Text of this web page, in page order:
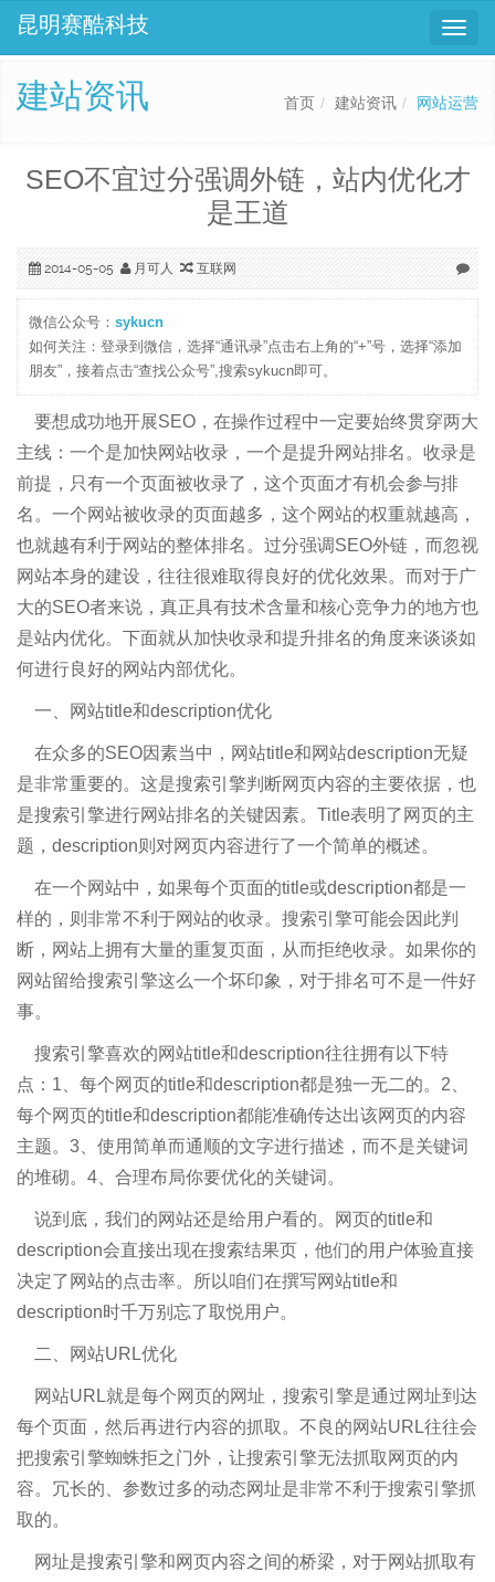
昆明赛酷科技 导
航
单
建站资讯 首页 建站资讯 网站运营
SEO不宜过分强调外链，站内优化才
是王道
2014-05-05 月可人 互联网
微信公众号： sykucn
如何关注：登录到微信，选择“通讯录”点击右上角的“+”号，选择“添加
朋友”，接着点击“查找公众号”,搜索sykucn即可。
要想成功地开展SEO，在操作过程中一定要始终贯穿两大
主线：一个是加快网站收录，一个是提升网站排名。收录是
前提，只有一个页面被收录了，这个页面才有机会参与排
名。一个网站被收录的页面越多，这个网站的权重就越高，
也就越有利于网站的整体排名。过分强调SEO外链，而忽视
网站本身的建设，往往很难取得良好的优化效果。而对于广
大的SEO者来说，真正具有技术含量和核心竞争力的地方也
是站内优化。下面就从加快收录和提升排名的角度来谈谈如
何进行良好的网站内部优化。
一、网站title和description优化
在众多的SEO因素当中，网站title和网站description无疑
是非常重要的。这是搜索引擎判断网页内容的主要依据，也
是搜索引擎进行网站排名的关键因素。Title表明了网页的主
题，description则对网页内容进行了一个简单的概述。
在一个网站中，如果每个页面的title或description都是一
样的，则非常不利于网站的收录。搜索引擎可能会因此判
断，网站上拥有大量的重复页面，从而拒绝收录。如果你的
网站留给搜索引擎这么一个坏印象，对于排名可不是一件好
事。
搜索引擎喜欢的网站title和description往往拥有以下特
点：1、每个网页的title和description都是独一无二的。2、
每个网页的title和description都能准确传达出该网页的内容
主题。3、使用简单而通顺的文字进行描述，而不是关键词
的堆砌。4、合理布局你要优化的关键词。
说到底，我们的网站还是给用户看的。网页的title和
description会直接出现在搜索结果页，他们的用户体验直接
决定了网站的点击率。所以咱们在撰写网站title和
description时千万别忘了取悦用户。
二、网站URL优化
网站URL就是每个网页的网址，搜索引擎是通过网址到达
每个页面，然后再进行内容的抓取。不良的网站URL往往会
把搜索引擎蜘蛛拒之门外，让搜索引擎无法抓取网页的内
容。冗长的、参数过多的动态网址是非常不利于搜索引擎抓
取的。
网址是搜索引擎和网页内容之间的桥梁，对于网站抓取有